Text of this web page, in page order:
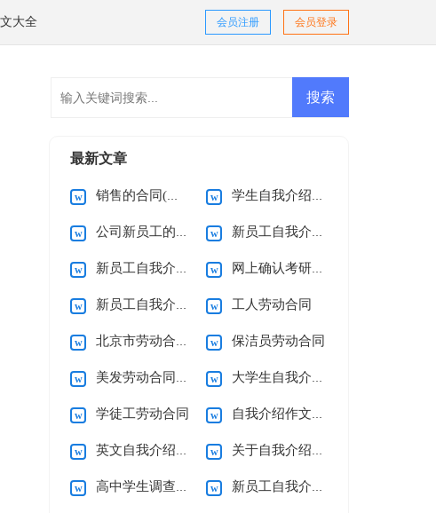
大全 会员登录
会员注册
最新文章
销售的合同(通用15篇) 学生自我介绍(集锦15篇)
公司新员工的自我介绍 新员工自我介绍(集锦15篇)
新员工自我介绍(集合15篇) 网上确认考研诚信承诺书
新员工自我介绍精选15篇 工人劳动合同
北京市劳动合同(15篇) 保洁员劳动合同
美发劳动合同12篇 大学生自我介绍合集15篇
学徒工劳动合同 自我介绍作文15篇
英文自我介绍(合集15篇) 关于自我介绍(通用15篇)
高中学生调查报告 新员工自我介绍通用15篇